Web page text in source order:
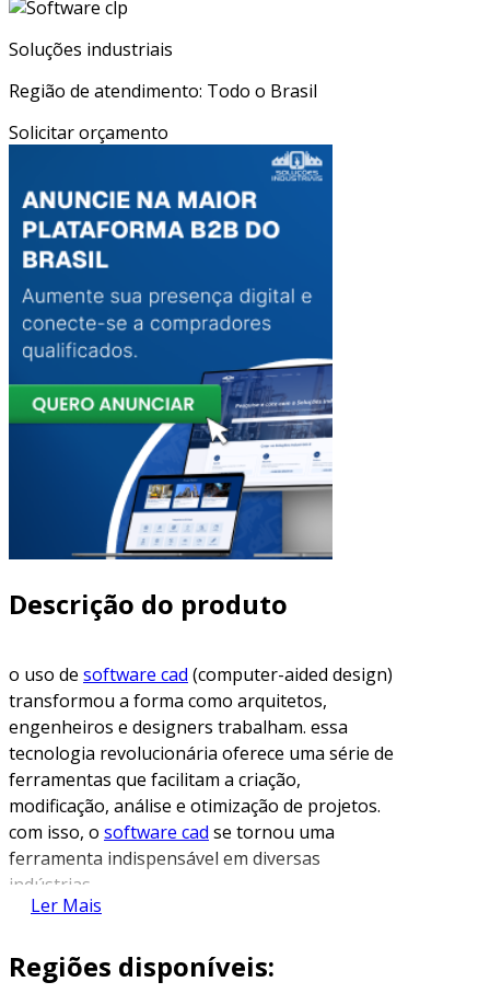
Soluções industriais
Região de atendimento: Todo o Brasil
Solicitar orçamento
Descrição do produto
o uso de software cad (computer-aided design)
transformou a forma como arquitetos,
engenheiros e designers trabalham. essa
tecnologia revolucionária oferece uma série de
ferramentas que facilitam a criação,
modificação, análise e otimização de projetos.
com isso, o software cad se tornou uma
ferramenta indispensável em diversas
indústrias.
entre os principais benefícios do software cad,
Ler Mais
Regiões disponíveis: